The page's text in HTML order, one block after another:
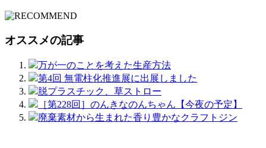
オススメの記事
万が一のことを考えた生産方法
第4回 無電柱化推進展に出展しました
脱プラスチック、草ストロー
［第228回］のんきなのんちゃん【今夜の予定】
廃棄素材から生まれた香り豊かなクラフトジン